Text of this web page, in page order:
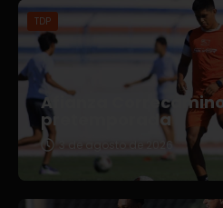
TDP
Afianza
pretemporada
3 de agosto de 2026